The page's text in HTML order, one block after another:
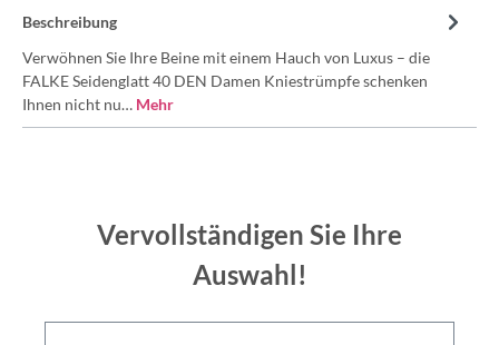
Beschreibung
Verwöhnen Sie Ihre Beine mit einem Hauch von Luxus – die
FALKE Seidenglatt 40 DEN Damen Kniestrümpfe schenken
Ihnen nicht nu… Mehr
Vervollständigen Sie Ihre
Auswahl!